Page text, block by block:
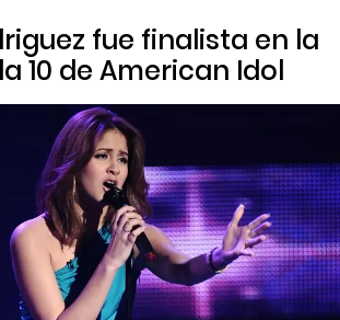
fue finalista en la
10 de American Idol